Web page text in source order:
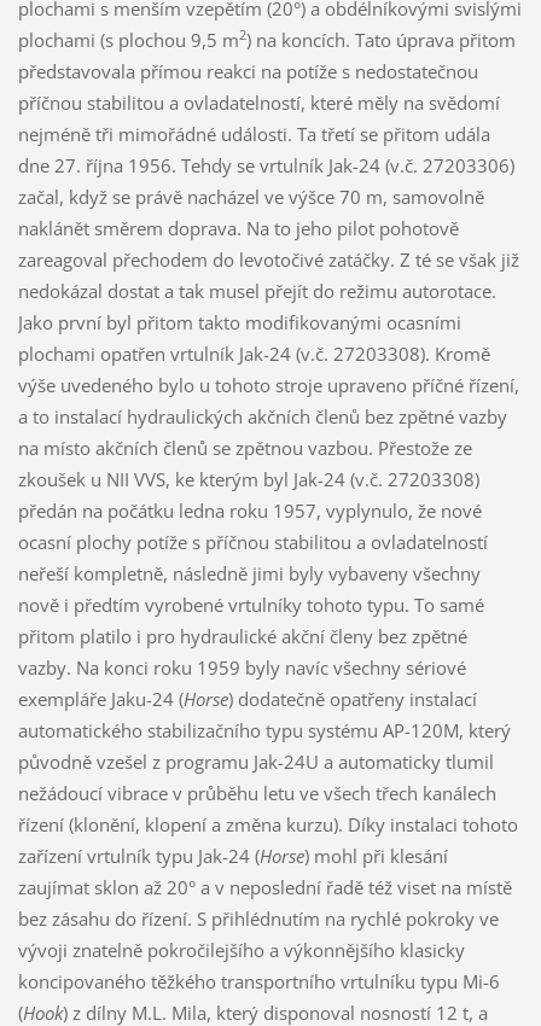
plochami s menším vzepětím (20°) a obdélníkovými svislými
plochami (s plochou 9,5 m2) na koncích. Tato úprava přitom
představovala přímou reakci na potíže s nedostatečnou
příčnou stabilitou a ovladatelností, které měly na svědomí
nejméně tři mimořádné události. Ta třetí se přitom udála
dne 27. října 1956. Tehdy se vrtulník Jak-24 (v.č. 27203306)
začal, když se právě nacházel ve výšce 70 m, samovolně
naklánět směrem doprava. Na to jeho pilot pohotově
zareagoval přechodem do levotočivé zatáčky. Z té se však již
nedokázal dostat a tak musel přejít do režimu autorotace.
Jako první byl přitom takto modifikovanými ocasními
plochami opatřen vrtulník Jak-24 (v.č. 27203308). Kromě
výše uvedeného bylo u tohoto stroje upraveno příčné řízení,
a to instalací hydraulických akčních členů bez zpětné vazby
na místo akčních členů se zpětnou vazbou. Přestože ze
zkoušek u NII VVS, ke kterým byl Jak-24 (v.č. 27203308)
předán na počátku ledna roku 1957, vyplynulo, že nové
ocasní plochy potíže s příčnou stabilitou a ovladatelností
neřeší kompletně, následně jimi byly vybaveny všechny
nově i předtím vyrobené vrtulníky tohoto typu. To samé
přitom platilo i pro hydraulické akční členy bez zpětné
vazby. Na konci roku 1959 byly navíc všechny sériové
exempláře Jaku-24 (Horse) dodatečně opatřeny instalací
automatického stabilizačního typu systému AP-120M, který
původně vzešel z programu Jak-24U a automaticky tlumil
nežádoucí vibrace v průběhu letu ve všech třech kanálech
řízení (klonění, klopení a změna kurzu). Díky instalaci tohoto
zařízení vrtulník typu Jak-24 (Horse) mohl při klesání
zaujímat sklon až 20° a v neposlední řadě též viset na místě
bez zásahu do řízení. S přihlédnutím na rychlé pokroky ve
vývoji znatelně pokročilejšího a výkonnějšího klasicky
koncipovaného těžkého transportního vrtulníku typu Mi-6
(Hook) z dílny M.L. Mila, který disponoval nosností 12 t, a